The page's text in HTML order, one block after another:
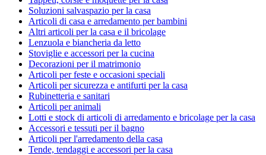
Soluzioni salvaspazio per la casa
Articoli di casa e arredamento per bambini
Altri articoli per la casa e il bricolage
Lenzuola e biancheria da letto
Stoviglie e accessori per la cucina
Decorazioni per il matrimonio
Articoli per feste e occasioni speciali
Articoli per sicurezza e antifurti per la casa
Rubinetteria e sanitari
Articoli per animali
Lotti e stock di articoli di arredamento e bricolage per la casa
Accessori e tessuti per il bagno
Articoli per l'arredamento della casa
Tende, tendaggi e accessori per la casa